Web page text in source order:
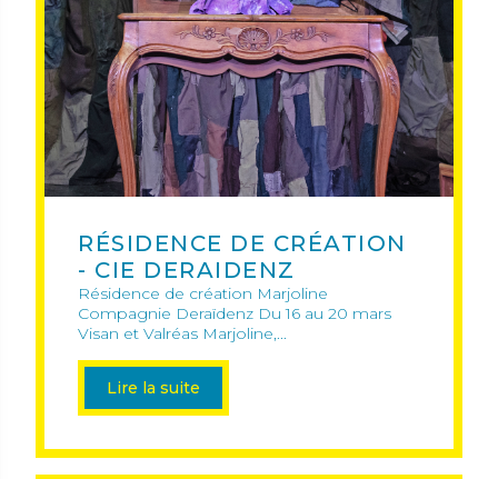
RÉSIDENCE DE CRÉATION
- CIE DERAIDENZ
Résidence de création Marjoline
Compagnie Deraïdenz Du 16 au 20 mars
Visan et Valréas Marjoline,...
Lire la suite